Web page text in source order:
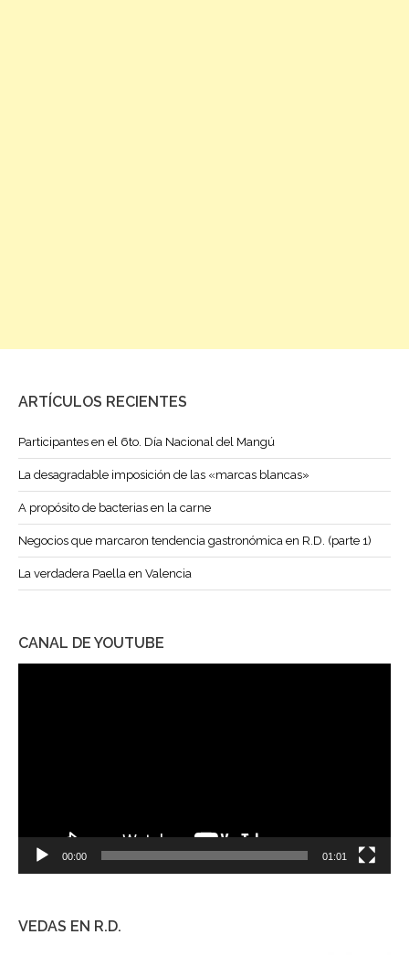
ARTÍCULOS RECIENTES
Participantes en el 6to. Día Nacional del Mangú
La desagradable imposición de las «marcas blancas»
A propósito de bacterias en la carne
Negocios que marcaron tendencia gastronómica en R.D. (parte 1)
La verdadera Paella en Valencia
CANAL DE YOUTUBE
00:00 01:01
VEDAS EN R.D.